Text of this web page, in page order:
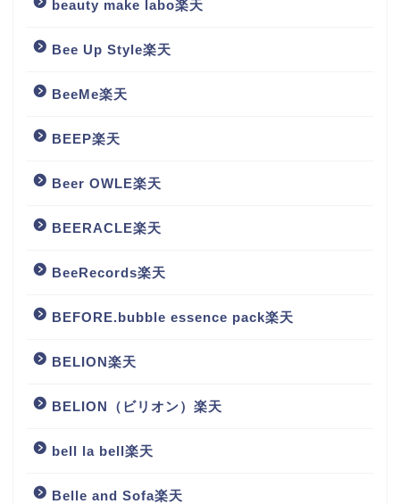
beauty make labo楽天
Bee Up Style楽天
BeeMe楽天
BEEP楽天
Beer OWLE楽天
BEERACLE楽天
BeeRecords楽天
BEFORE.bubble essence pack楽天
BELION楽天
BELION（ビリオン）楽天
bell la bell楽天
Belle and Sofa楽天